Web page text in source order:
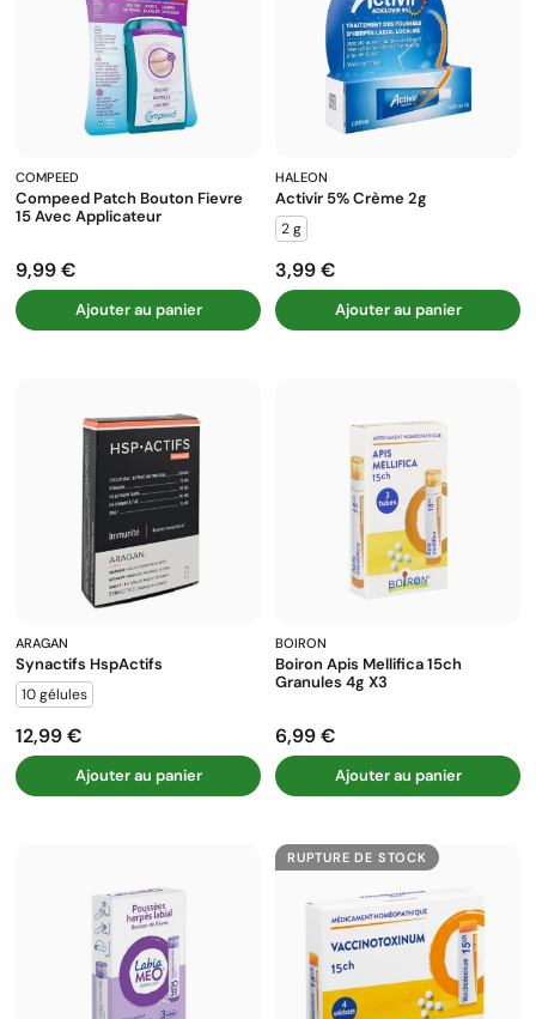
COMPEED
Compeed Patch Bouton Fievre
15 Avec Applicateur
Prix
9,99 €
Ajouter au panier
HALEON
Activir 5% Crème 2g
2 g
Prix
3,99 €
Ajouter au panier
ARAGAN
Synactifs HspActifs
10 gélules
Prix
12,99 €
Ajouter au panier
BOIRON
Boiron Apis Mellifica 15ch
Granules 4g X3
Prix
6,99 €
Ajouter au panier
RUPTURE DE STOCK